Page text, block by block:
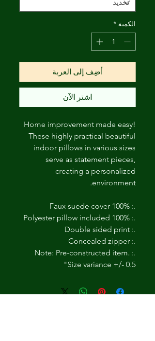
الكمية *
أضِف إلى العربة
اشترِ الآن
Home improvement made easy!
These highly practical beautiful
indoor pillows in various sizes
serve as statement pieces,
creating a personalized
environment.
.: 100% Faux suede cover
.: 100% Polyester pillow included
.: Double sided print
.: Concealed zipper
.: Note: Pre-constructed item.
Size variance +/- 0.5"